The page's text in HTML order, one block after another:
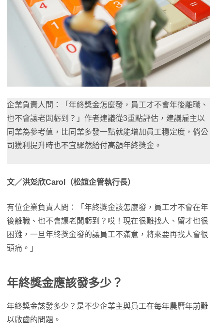
企業負責人問：「年終獎金怎麼發，員工才不會年後離職、
也不會讓老闆虧到？」作者建議從3重點評估，建議雇主以
同業為參考值，比同業多發一點就能增加員工穩定度，倘公
司獲利提升時也不宜驟然給付高額年終獎金。
文／洪彣欣Carol（松誼企管執行長）
有位企業負責人問：「年終獎金該怎麼發，員工才不會在年
後離職、也不會讓老闆虧到？哎！現在很難找人、留才也很
困難，一旦年終獎金發的讓員工不滿意，將來要再找人會很
頭痛。」
年終獎金應該發多少？
年終獎金該發多少？是不少企業主與員工在每年農曆年前難
以啟齒的問題。